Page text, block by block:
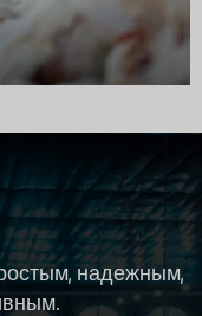
надежным,